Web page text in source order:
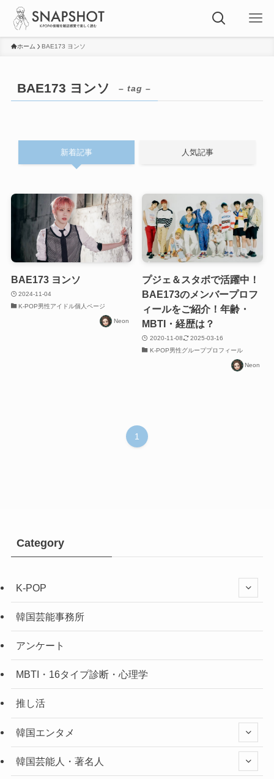
ホーム BAE173 ヨンソ
BAE173 ヨンソ – tag –
新着記事 人気記事
BAE173 ヨンソ
2024-11-04
K-POP男性アイドル個人ページ
Neon
プジェ＆スタボで活躍中！
BAE173のメンバープロフ
ィールをご紹介！年齢・
MBTI・経歴は？
2020-11-08
2025-03-16
K-POP男性グループプロフィール
Neon
1
Category
K-POP
韓国芸能事務所
アンケート
MBTI・16タイプ診断・心理学
推し活
韓国エンタメ
韓国芸能人・著名人